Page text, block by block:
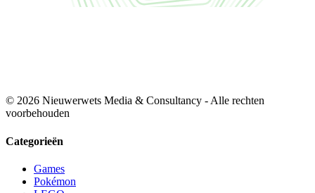
© 2026 Nieuwerwets Media & Consultancy - Alle rechten
voorbehouden
Categorieën
Games
Pokémon